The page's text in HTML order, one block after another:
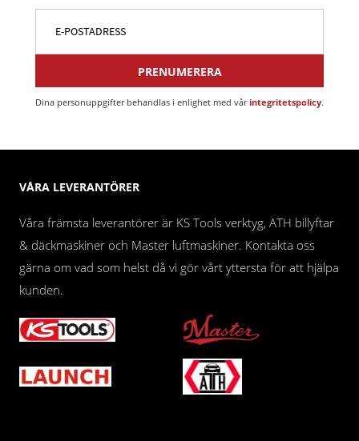
PRENUMERERA
Dina personuppgifter behandlas i enlighet med vårintegritetspolicy.
VÅRA LEVERANTÖRER
Våra främsta leverantörer är KS Tools verktyg, ATH billyftar
& däckmaskiner och Master luftmaskiner. Kontakta oss
gärna om vad som helst då vi gör vårt yttersta för att hjälpa
kunden.